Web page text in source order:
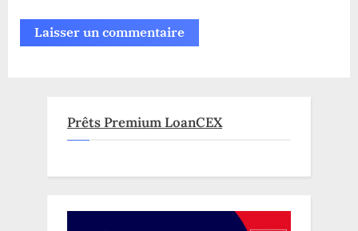
Prêts Premium LoanCEX